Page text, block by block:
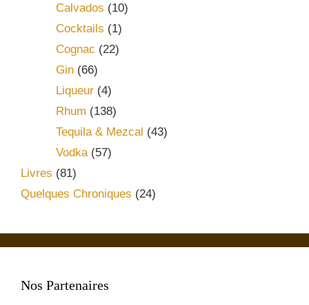
Calvados (10)
Cocktails (1)
Cognac (22)
Gin (66)
Liqueur (4)
Rhum (138)
Tequila & Mezcal (43)
Vodka(57)
Livres (81)
Quelques Chroniques (24)
Nos Partenaires